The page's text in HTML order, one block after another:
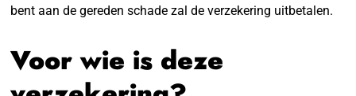
bent aan de gereden schade zal de verzekering uitbetalen.
Voor wie is deze